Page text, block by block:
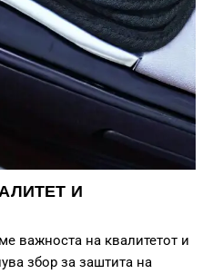
И
важноста на квалитетот и
збор за заштита на